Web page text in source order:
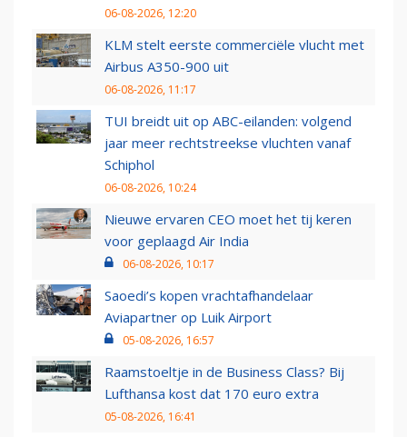
06-08-2026, 12:20
KLM stelt eerste commerciële vlucht met
Airbus A350-900 uit
06-08-2026, 11:17
TUI breidt uit op ABC-eilanden: volgend
jaar meer rechtstreekse vluchten vanaf
Schiphol
06-08-2026, 10:24
Nieuwe ervaren CEO moet het tij keren
voor geplaagd Air India
06-08-2026, 10:17
Saoedi’s kopen vrachtafhandelaar
Aviapartner op Luik Airport
05-08-2026, 16:57
Raamstoeltje in de Business Class? Bij
Lufthansa kost dat 170 euro extra
05-08-2026, 16:41